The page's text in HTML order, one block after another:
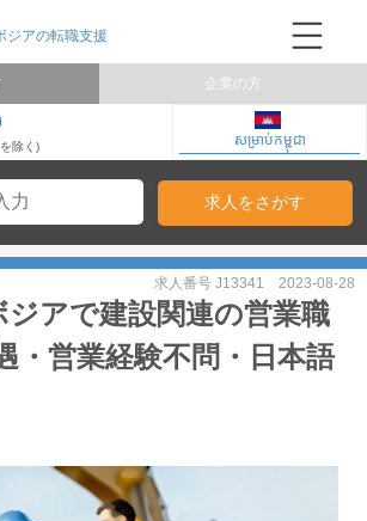
除く) សម្រាប់កម្ពុជា
企業の方
ジアで建設関連の営業職
・営業経験不問・日本語
求人番号 J13341 2023-08-28